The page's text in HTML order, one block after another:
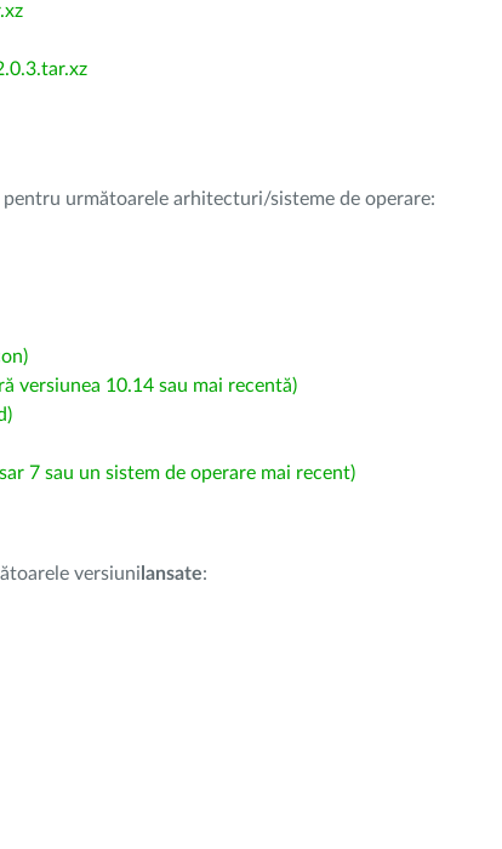
următoarele arhitecturi/sisteme de operare:
versiunea 10.14 sau mai recentă)
7 sau un sistem de operare mai recent)
versiuni lansate: